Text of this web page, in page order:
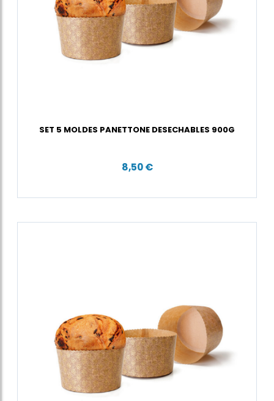
SET 5 MOLDES PANETTONE DESECHABLES 900G
8,50 €